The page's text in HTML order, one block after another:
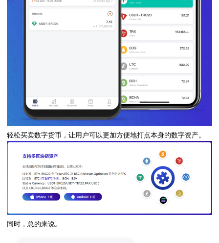
轻松买卖数字货币，让用户可以更加方便地打点本身的数字资产。
同时，总的来说。